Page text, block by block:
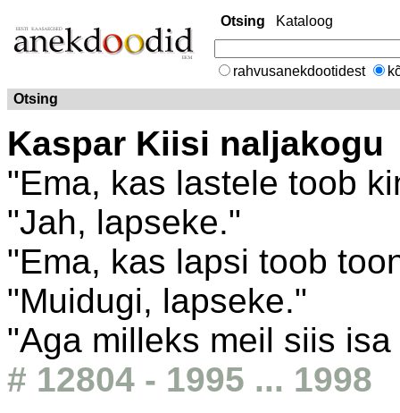
Otsing Kataloog
rahvusanekdootidest
Otsing
Kaspar Kiisi naljakogu
"Ema, kas lastele toob
"Jah, lapseke."
"Ema, kas lapsi toob
"Muidugi, lapseke."
"Aga milleks meil siis
# 12804 - 1995 ... 1998